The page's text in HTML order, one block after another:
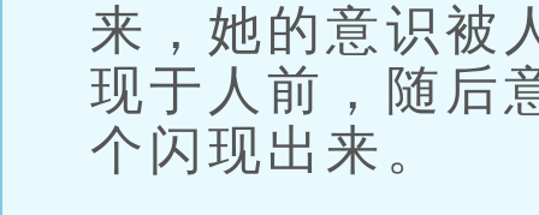
来，她的意识被
现于人前，随后
个闪现出来。